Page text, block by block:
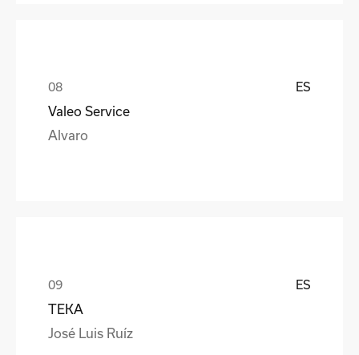
ES
Valeo Service
Alvaro
ES
TEKA
José Luis Ruíz